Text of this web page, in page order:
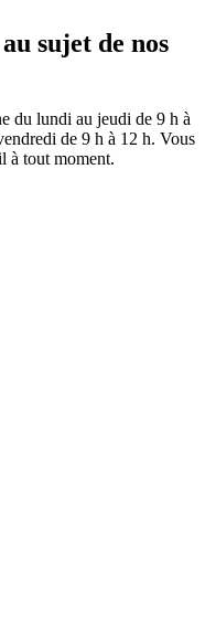
sujet de nos
du lundi au jeudi de 9 h à
de 9 h à 12 h. Vous
à tout moment.